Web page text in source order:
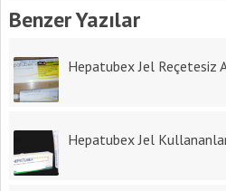
Benzer Yazılar
Hepatubex Jel Reçetesiz
Hepatubex Jel